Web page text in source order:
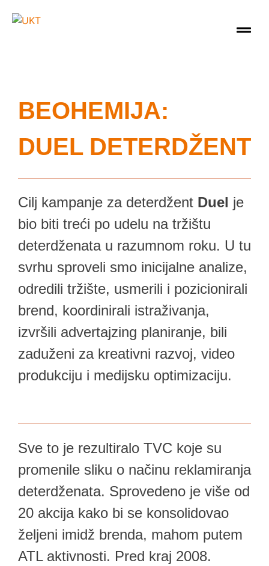
BEOHEMIJA:
DUEL DETERDŽENT
Cilj kampanje za deterdžent Duel je
bio biti treći po udelu na tržištu
deterdženata u razumnom roku. U tu
svrhu sproveli smo inicijalne analize,
odredili tržište, usmerili i pozicionirali
brend, koordinirali istraživanja,
izvršili advertajzing planiranje, bili
zaduženi za kreativni razvoj, video
produkciju i medijsku optimizaciju.
Sve to je rezultiralo TVC koje su
promenile sliku o načinu reklamiranja
deterdženata. Sprovedeno je više od
20 akcija kako bi se konsolidovao
željeni imidž brenda, mahom putem
ATL aktivnosti. Pred kraj 2008.